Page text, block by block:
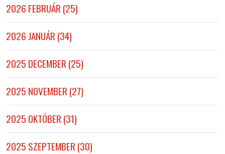
2026 FEBRUÁR (25)
2026 JANUÁR (34)
2025 DECEMBER (25)
2025 NOVEMBER (27)
2025 OKTÓBER (31)
2025 SZEPTEMBER (30)